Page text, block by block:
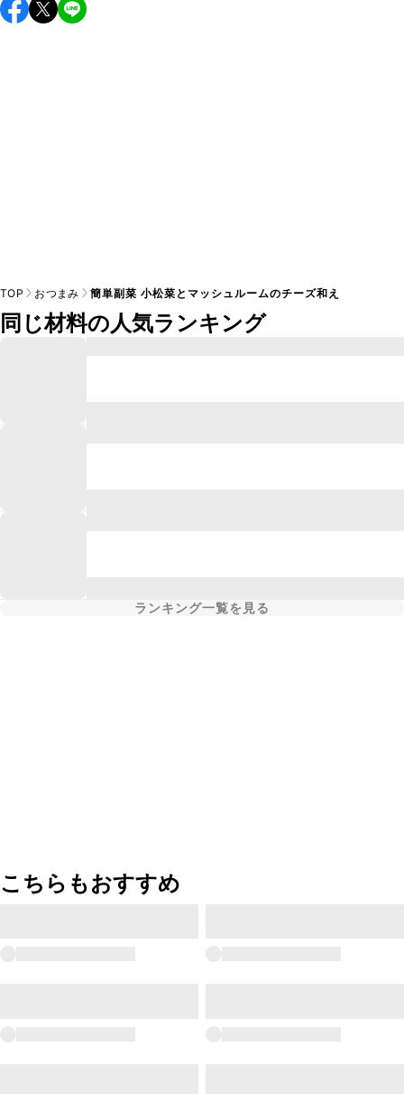
し上がりください。
TOP おつまみ 簡単副菜 小松菜とマッシュルームのチーズ和え
同じ材料の人気ランキング
ランキング一覧を見る
こちらもおすすめ